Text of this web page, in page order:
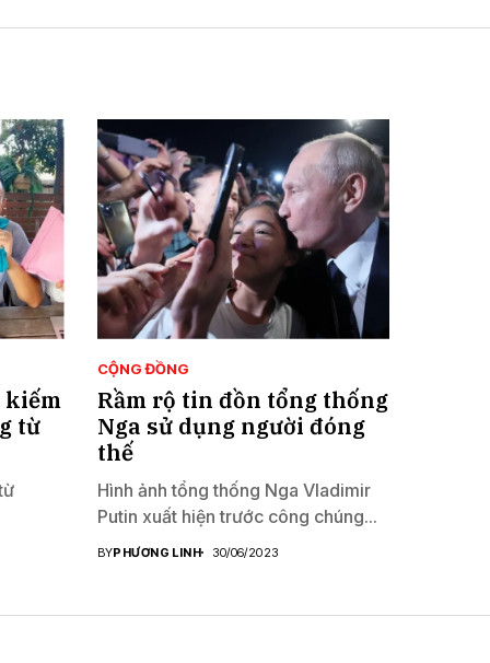
kiếm
từ
CỘNG ĐỒNG
Rầm rộ tin đồn tổng thống
Nga sử dụng người đóng
thế
Hình ảnh tổng thống Nga Vladimir
Putin xuất hiện trước công chúng...
BYPHƯƠNG LINH 30/06/2023